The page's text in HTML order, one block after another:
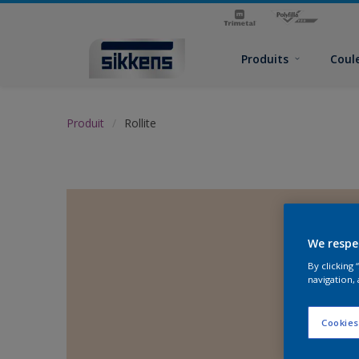
Produits
Produit Rollite
We
By clicking
navigation,